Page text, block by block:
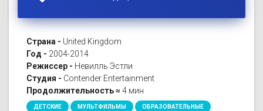
Страна - United Kingdom
Год - 2004-2014
Режиссер - Невилль Эстли
Студия - Contender Entertainment
Продолжительность ≈ 4 мин
ДЕТСКИЕ МУЛЬТФИЛЬМЫ ОБРАЗОВАТЕЛЬНЫЕ